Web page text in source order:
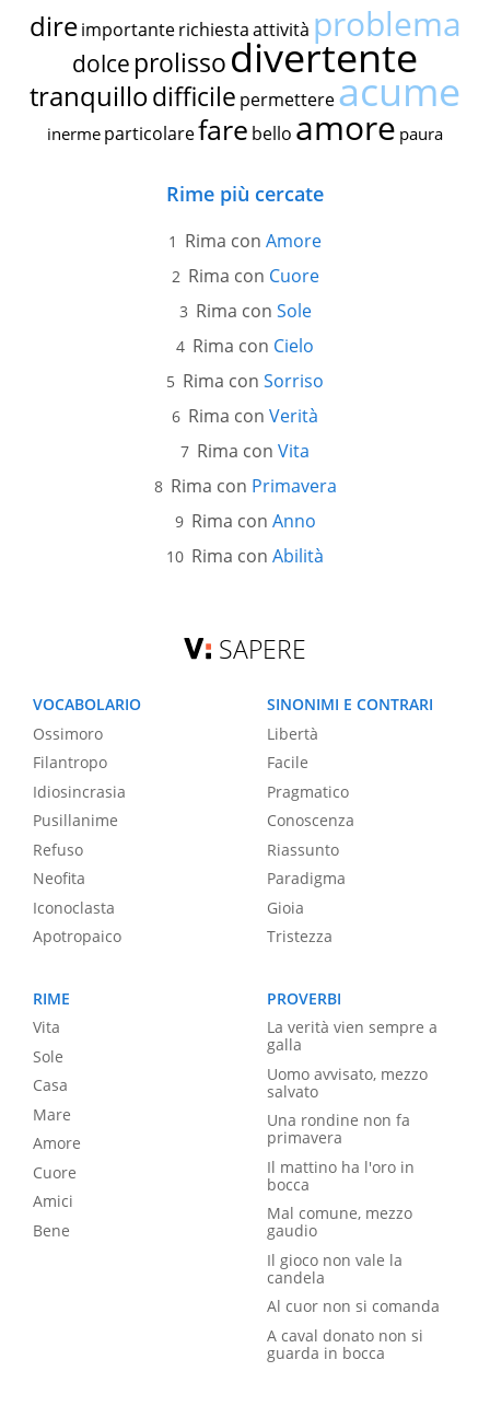
dire importante richiestaattività problema
dolce prolissodivertente
tranquillodifficile permettereacume
inerme particolarefare bello amore paura
Rime più cercate
Rima con Amore
Rima con Cuore
Rima con Sole
Rima con Cielo
Rima con Sorriso
Rima con Verità
Rima con Vita
Rima con Primavera
Rima con Anno
Rima con Abilità
SAPERE
VOCABOLARIO
Ossimoro
Filantropo
Idiosincrasia
Pusillanime
Refuso
Neofita
Iconoclasta
Apotropaico
SINONIMI E CONTRARI
Libertà
Facile
Pragmatico
Conoscenza
Riassunto
Paradigma
Gioia
Tristezza
RIME
Vita
Sole
Casa
Mare
Amore
Cuore
Amici
Bene
PROVERBI
La verità vien sempre a
galla
Uomo avvisato, mezzo
salvato
Una rondine non fa
primavera
Il mattino ha l'oro in
bocca
Mal comune, mezzo
gaudio
Il gioco non vale la
candela
Al cuor non si comanda
A caval donato non si
guarda in bocca